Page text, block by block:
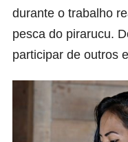
durante o trabalho
pesca do pirarucu.
participar de outros